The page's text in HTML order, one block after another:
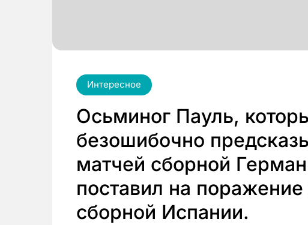
Интересное
Осьминог Пауль,
безошибочно
матчей сборной
поставил на
сборной Испании.